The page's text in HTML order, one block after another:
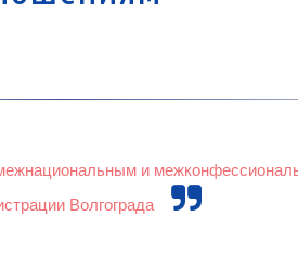
и
Волгограда